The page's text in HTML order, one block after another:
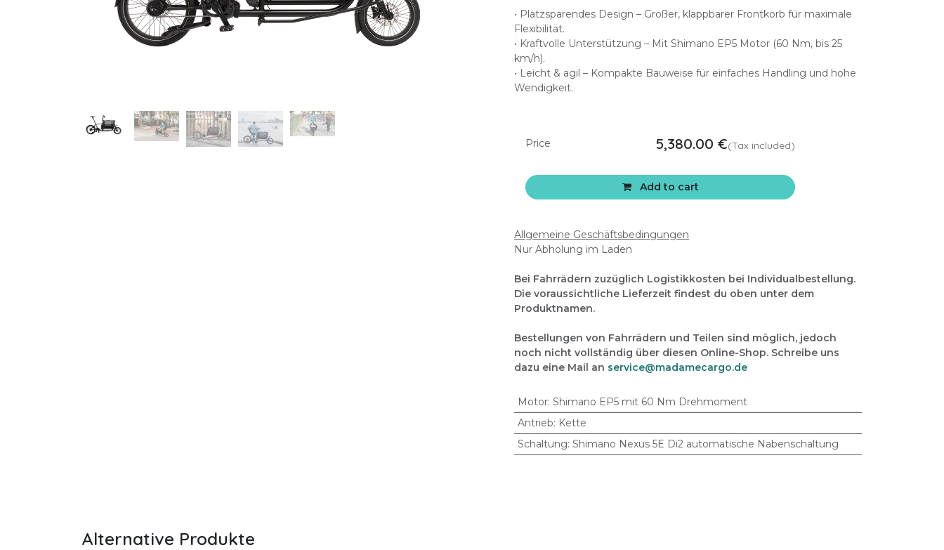
• Platzsparendes Design – Großer, klappbarer Frontkorb für maximale
Flexibilität.
• Kraftvolle Unterstützung – Mit Shimano EP5 Motor (60 Nm, bis 25
km/h).
• Leicht & agil – Kompakte Bauweise für einfaches Handling und hohe
Wendigkeit.
Add to cart
Price 5,380.00 €(Tax included)
Allgemeine Geschäftsbedingungen
Nur Abholung im Laden
Bei Fahrrädern zuzüglich Logistikkosten bei Individualbestellung.
Die voraussichtliche Lieferzeit findest du oben unter dem
Produktnamen.
Bestellungen von Fahrrädern und Teilen sind möglich, jedoch
noch nicht vollständig über diesen Online-Shop. Schreibe uns
dazu eine Mail an service@madamecargo.de
Motor: Shimano EP5 mit 60 Nm Drehmoment
Antrieb: Kette
Schaltung: Shimano Nexus 5E Di2 automatische Nabenschaltung
Alternative Produkte